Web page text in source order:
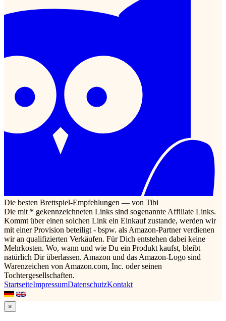
Die besten Brettspiel-Empfehlungen — von Tibi
Die mit * gekennzeichneten Links sind sogenannte Affiliate Links.
Kommt über einen solchen Link ein Einkauf zustande, werden wir
mit einer Provision beteiligt - bspw. als Amazon-Partner verdienen
wir an qualifizierten Verkäufen. Für Dich entstehen dabei keine
Mehrkosten. Wo, wann und wie Du ein Produkt kaufst, bleibt
natürlich Dir überlassen. Amazon und das Amazon-Logo sind
Warenzeichen von Amazon.com, Inc. oder seinen
Tochtergesellschaften.
StartseiteImpressumDatenschutzKontakt
×